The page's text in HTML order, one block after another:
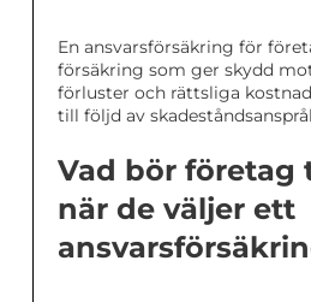
En ansvarsförsäkring för
försäkring som ger skydd
förluster och rättsliga
till följd av
Vad bör företag
när de väljer ett